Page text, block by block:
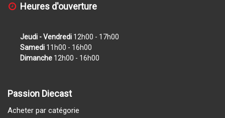
Heures d'ouverture
Jeudi - Vendredi 12h00 - 17h00
Samedi 11h00 - 16h00
Dimanche 12h00 - 16h00
Passion Diecast
Acheter par catégorie